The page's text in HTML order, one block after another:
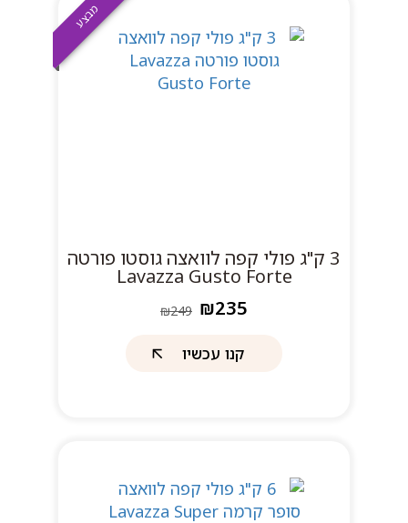
מבצע
3 ק"ג פולי קפה לוואצה גוסטו פורטה
Lavazza Gusto Forte
₪235
₪249
קנו עכשיו